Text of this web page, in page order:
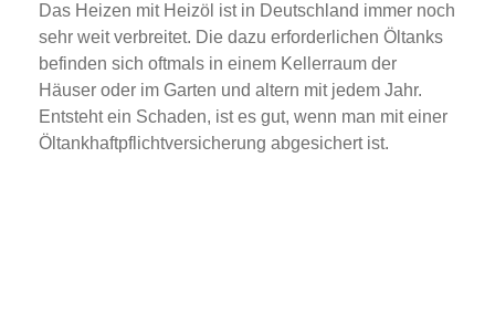
Das Heizen mit Heizöl ist in Deutschland immer noch
sehr weit verbreitet. Die dazu erforderlichen Öltanks
befinden sich oftmals in einem Kellerraum der
Häuser oder im Garten und altern mit jedem Jahr.
Entsteht ein Schaden, ist es gut, wenn man mit einer
Öltankhaftpflichtversicherung abgesichert ist.